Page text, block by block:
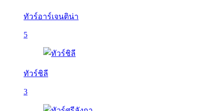
ทัวร์อาร์เจนติน่า
5
ทัวร์ชิลี
3